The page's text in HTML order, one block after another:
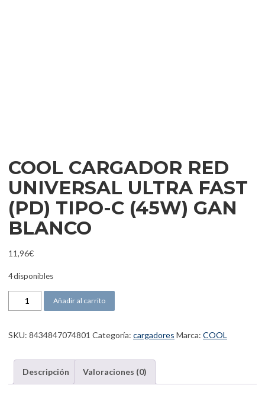
COOL CARGADOR RED
UNIVERSAL ULTRA FAST
(PD) TIPO-C (45W) GAN
BLANCO
11,96€
4 disponibles
COOL CARGADOR RED UNIVERSAL ULTRA FAST (PD) TIPO-C
Añadir al carrito
SKU: 8434847074801 Categoría: cargadores Marca: COOL
Descripción Valoraciones (0)